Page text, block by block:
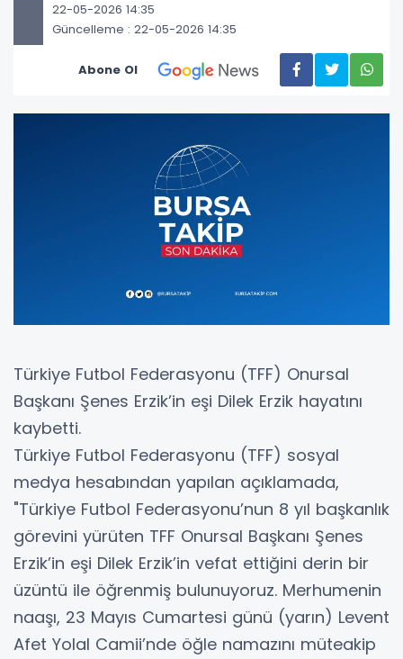
22-05-2026 14:35
Güncelleme : 22-05-2026 14:35
Abone Ol
Türkiye Futbol Federasyonu (TFF) Onursal
Başkanı Şenes Erzik’in eşi Dilek Erzik hayatını
kaybetti.
Türkiye Futbol Federasyonu (TFF) sosyal
medya hesabından yapılan açıklamada,
"Türkiye Futbol Federasyonu’nun 8 yıl başkanlık
görevini yürüten TFF Onursal Başkanı Şenes
Erzik’in eşi Dilek Erzik’in vefat ettiğini derin bir
üzüntü ile öğrenmiş bulunuyoruz. Merhumenin
naaşı, 23 Mayıs Cumartesi günü (yarın) Levent
Afet Yolal Camii’nde öğle namazını müteakip